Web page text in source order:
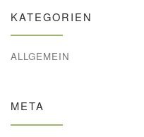
KATEGORIEN
ALLGEMEIN
META